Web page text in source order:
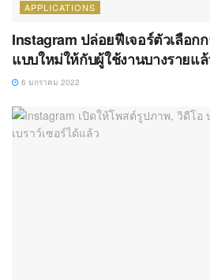
APPLICATIONS
Instagram ปล่อยฟีเจอร์ตัวเลือก
แบบใหม่ให้กับผู้ใช้งานบางรายแ
6 มกราคม 2022